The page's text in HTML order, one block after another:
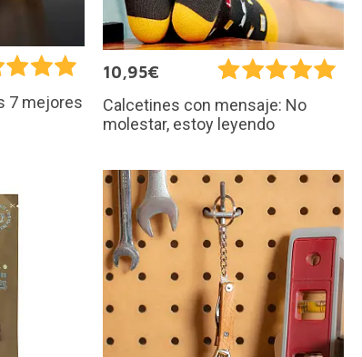
7 mejores
10,95€
Calcetines con mensaje: No
molestar, estoy leyendo